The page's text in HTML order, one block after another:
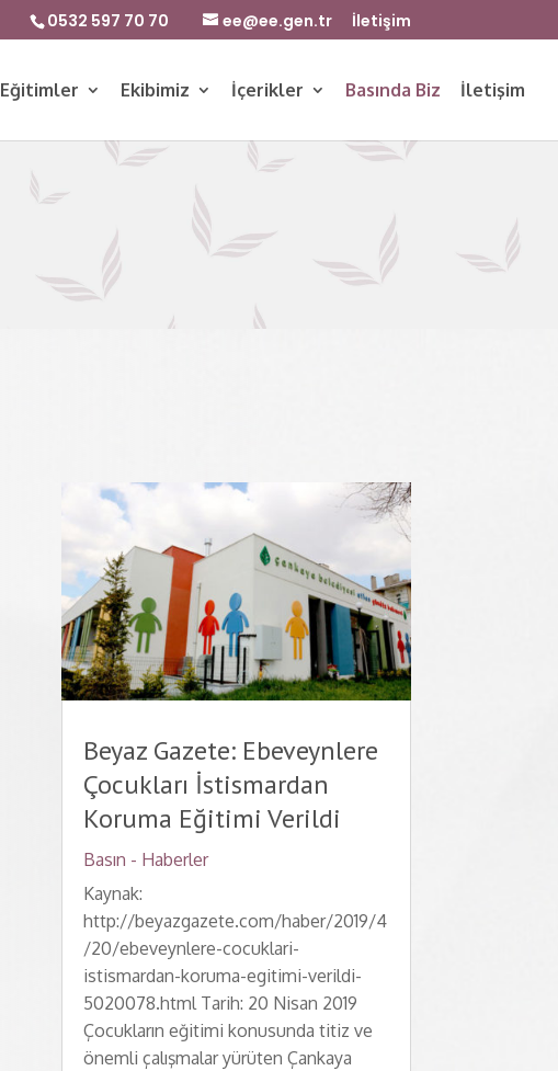
0532 597 70 70 ee@ee.gen.tr İletişim
Eğitimler Ekibimiz İçerikler Basında Biz İletişim
Beyaz Gazete: Ebeveynlere
Çocukları İstismardan
Koruma Eğitimi Verildi
Basın - Haberler
Kaynak:
http://beyazgazete.com/haber/2019/4
/20/ebeveynlere-cocuklari-
istismardan-koruma-egitimi-verildi-
5020078.html Tarih: 20 Nisan 2019
Çocukların eğitimi konusunda titiz ve
önemli çalışmalar yürüten Çankaya